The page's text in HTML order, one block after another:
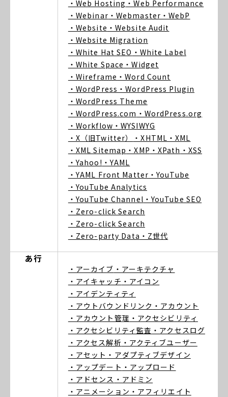
・Web Hosting ・Web Performance
・Webinar ・Webmaster ・WebP
・Website ・Website Audit
・Website Migration
・White Hat SEO ・White Label
・White Space ・Widget
・Wireframe ・Word Count
・WordPress ・WordPress Plugin
・WordPress Theme
・WordPress.com ・WordPress.org
・Workflow ・WYSIWYG
・X（旧Twitter）
・XHTML ・XML
・XML Sitemap ・XMP ・XPath ・XSS
・Yahoo! ・YAML
・YAML Front Matter ・YouTube
・YouTube Analytics
・YouTube Channel ・YouTube SEO
・Zero-click Search
・Zero-click Search
・Zero-party Data ・Z世代
あ行
・アーカイブ ・アーキテクチャ
・アイキャッチ ・アイコン
・アイデンティティ
・アウトバウンドリンク ・アカウント
・アカウント管理 ・アクセシビリティ
・アクセシビリティ監査 ・アクセスログ
・アクセス解析 ・アクティブユーザー
・アセット ・アダプティブデザイン
・アップデート ・アップロード
・アドセンス ・アドミン
・アニメーション ・アフィリエイト